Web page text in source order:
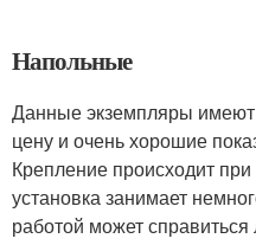
Напольные
Данные экземпляры
цену и очень хорошие
Крепление происходит
установка занимает
работой может